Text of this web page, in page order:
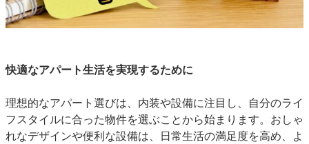
快適なアパート生活を実現するために
理想的なアパート選びは、内装や設備に注目し、自分のライ
フスタイルに合った物件を選ぶことから始まります。おしゃ
れなデザインや便利な設備は、日常生活の満足度を高め、よ